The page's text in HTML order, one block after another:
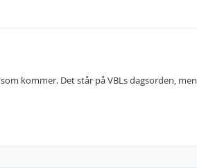
kommer. Det står på VBLs dagsorden, men